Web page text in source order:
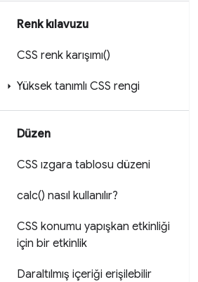
Renk kılavuzu
CSS renk karışımı()
Yüksek tanımlı CSS rengi
Düzen
CSS ızgara tablosu düzeni
calc() nasıl kullanılır?
CSS konumu yapışkan etkinliği
için bir etkinlik
Daraltılmış içeriği erişilebilir